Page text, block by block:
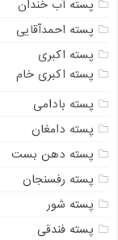
پسته آب خندان
پسته احمدآقایی
پسته اکبری
پسته اکبری خام
پسته بادامی
پسته دامغان
پسته دهن بست
پسته رفسنجان
پسته شور
پسته فندقی